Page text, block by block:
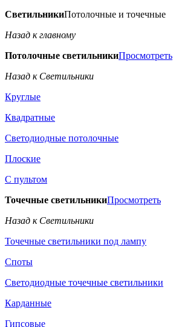
СветильникиПотолочные и точечные
Назад к главному
Потолочные светильникиПросмотреть
Назад к Светильники
Круглые
Квадратные
Светодиодные потолочные
Плоские
С пультом
Точечные светильникиПросмотреть
Назад к Светильники
Точечные светильники под лампу
Споты
Светодиодные точечные светильники
Карданные
Гипсовые